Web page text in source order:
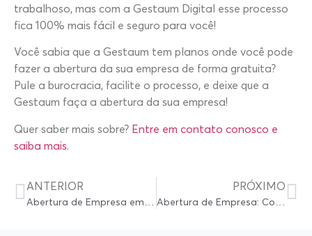
trabalhoso, mas com a Gestaum Digital esse processo
fica 100% mais fácil e seguro para você!
Você sabia que a Gestaum tem planos onde você pode
fazer a abertura da sua empresa de forma gratuita?
Pule a burocracia, facilite o processo, e deixe que a
Gestaum faça a abertura da sua empresa!
Quer saber mais sobre? Entre em contato conosco e
saiba mais.
ANTERIOR PRÓXIMO